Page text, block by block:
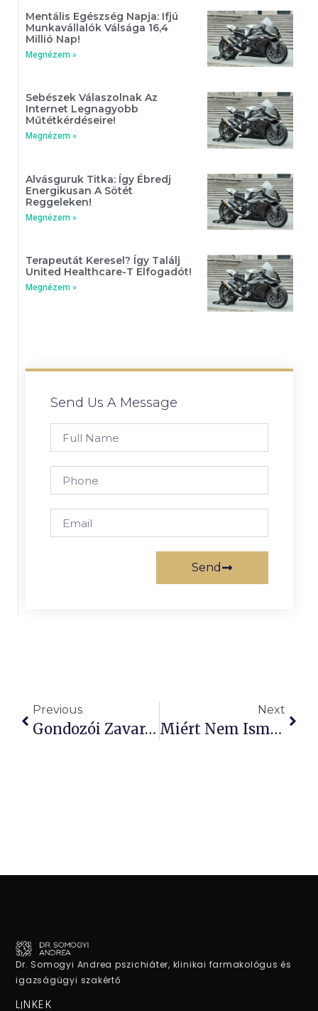
Mentális Egészség Napja: Ifjú
Munkavállalók Válsága 16,4
Millió Nap!
Megnézem »
Sebészek Válaszolnak Az
Internet Legnagyobb
Műtétkérdéseire!
Megnézem »
Alvásguruk Titka: Így Ébredj
Energikusan A Sötét
Reggeleken!
Megnézem »
Terapeutát Keresel? Így Találj
United Healthcare-T Elfogadót!
Megnézem »
Send Us A Message
Send
Previous
Gondozói Zavarok: Késleltetett Serdülés És Gyors Öregedés
Next
Miért Nem Ismeri Be Bántalmazó Szülőm A Hibáit?
Dr. Somogyi Andrea pszichiáter, klinikai farmakológus és
igazságügyi szakértő
LINKEK